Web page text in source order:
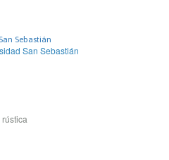
Sebastián
San Sebastián